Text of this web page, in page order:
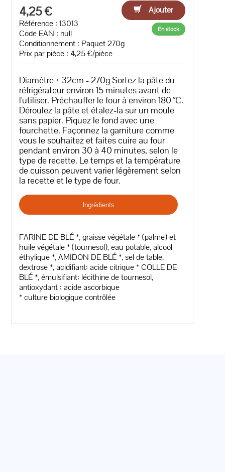
4,25 €
Ajouter
Référence : 13013
Code EAN : null
Conditionnement : Paquet 270g
Prix par pièce : 4,25 €/pièce
En stock
Diamètre ± 32cm - 270g Sortez la pâte du
réfrigérateur environ 15 minutes avant de
l'utiliser. Préchauffer le four à environ 180 °C.
Déroulez la pâte et étalez-la sur un moule
sans papier. Piquez le fond avec une
fourchette. Façonnez la garniture comme
vous le souhaitez et faites cuire au four
pendant environ 30 à 40 minutes, selon le
type de recette. Le temps et la température
de cuisson peuvent varier légèrement selon
la recette et le type de four.
Ingrédients
FARINE DE BLÉ *, graisse végétale * (palme) et
huile végétale * (tournesol), eau potable, alcool
éthylique *, AMIDON DE BLÉ *, sel de table,
dextrose *, acidifiant: acide citrique * COLLE DE
BLÉ *, émulsifiant: lécithine de tournesol,
antioxydant : acide ascorbique
* culture biologique contrôlée